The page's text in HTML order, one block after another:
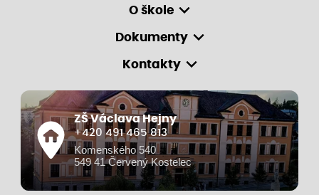
O škole
Dokumenty
Kontakty
ZŠ Václava Hejny
+420 491 465 813
Komenského 540
549 41 Červený Kostelec